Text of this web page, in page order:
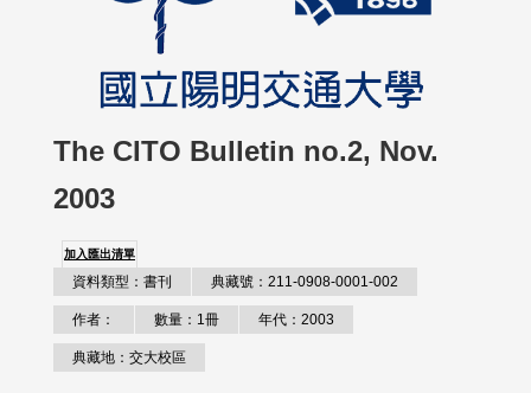
The CITO Bulletin no.2, Nov.
2003
加入匯出清單
資料類型：書刊 典藏號：211-0908-0001-002
作者： 數量：1冊 年代：2003
典藏地：交大校區